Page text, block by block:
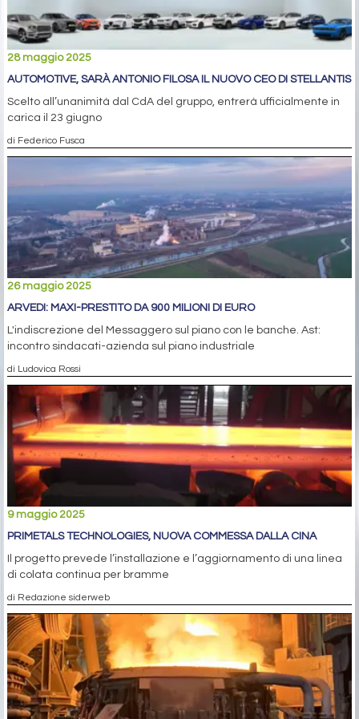
28 maggio 2025
AUTOMOTIVE, SARÀ ANTONIO FILOSA IL NUOVO CEO DI STELLANTIS
Scelto all’unanimità dal CdA del gruppo, entrerà ufficialmente in
carica il 23 giugno
di Federico Fusca
26 maggio 2025
ARVEDI: MAXI-PRESTITO DA 900 MILIONI DI EURO
L'indiscrezione del Messaggero sul piano con le banche. Ast:
incontro sindacati-azienda sul piano industriale
di Ludovica Rossi
9 maggio 2025
PRIMETALS TECHNOLOGIES, NUOVA COMMESSA DALLA CINA
Il progetto prevede l’installazione e l’aggiornamento di una linea
di colata continua per bramme
di Redazione siderweb